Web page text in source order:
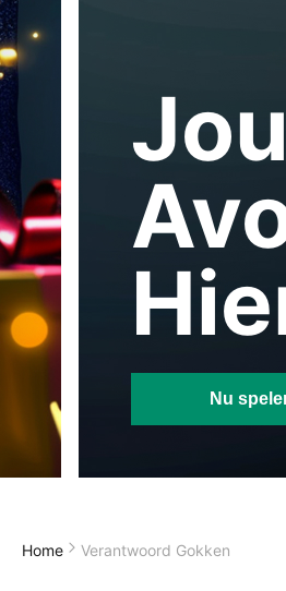
Nu
Home Verantwoord Gokken